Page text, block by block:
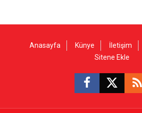
Anasayfa Künye İletişim
Sitene Ekle